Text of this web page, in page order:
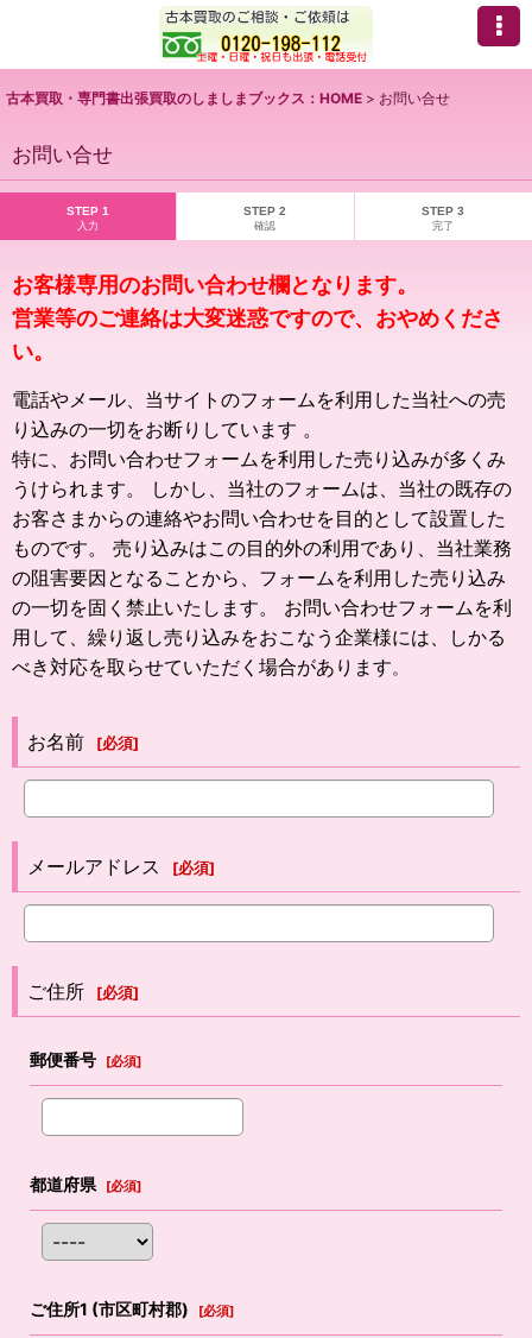
古本買取・専門書出張買取のしましまブックス：HOME > お問い合せ
お問い合せ
STEP 1
入力
STEP 2
確認
STEP 3
完了
お客様専用のお問い合わせ欄となります。
営業等のご連絡は大変迷惑ですので、おやめくださ
い。
電話やメール、当サイトのフォームを利用した当社への売
り込みの一切をお断りしています 。
特に、お問い合わせフォームを利用した売り込みが多くみ
うけられます。 しかし、当社のフォームは、当社の既存の
お客さまからの連絡やお問い合わせを目的として設置した
ものです。 売り込みはこの目的外の利用であり、当社業務
の阻害要因となることから、フォームを利用した売り込み
の一切を固く禁止いたします。 お問い合わせフォームを利
用して、繰り返し売り込みをおこなう企業様には、しかる
べき対応を取らせていただく場合があります。
お名前 [必須]
メールアドレス [必須]
ご住所 [必須]
郵便番号 [必須]
都道府県 [必須]
ご住所1 (市区町村郡) [必須]